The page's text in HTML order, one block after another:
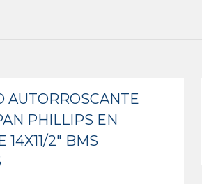
AUTORROSCANTE
PHILLIPS EN
14X11/2″ BMS